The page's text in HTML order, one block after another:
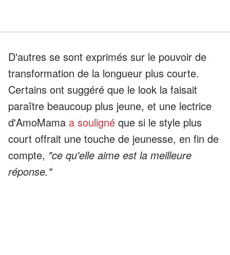
D'autres se sont exprimés sur le pouvoir de
transformation de la longueur plus courte.
Certains ont suggéré que le look la faisait
paraître beaucoup plus jeune, et une lectrice
d'AmoMama a souligné que si le style plus
court offrait une touche de jeunesse, en fin de
compte, "ce qu'elle aime est la meilleure
réponse."